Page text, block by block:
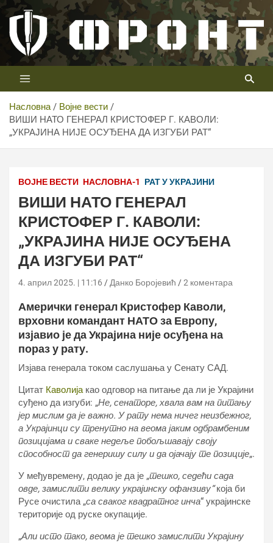
Скип
цонтент
Телевизија ФРОНТ
Први војни канал у Србији
Насловна
Војне вести
ВИШИ НАТО ГЕНЕРАЛ КРИСТОФЕР Г. КАВОЛИ:
„УКРАЈИНА НИЈЕ ОСУЂЕНА ДА ИЗГУБИ РАТ“
ВОЈНЕ ВЕСТИ НАСЛОВНА-1 РАТ У УКРАЈИНИ
ВИШИ НАТО ГЕНЕРАЛ
КРИСТОФЕР Г. КАВОЛИ:
„УКРАЈИНА НИЈЕ ОСУЂЕНА
ДА ИЗГУБИ РАТ“
4. април 2025. | 11:16 Данко Боројевић 2 коментара
Амерички генерал Кристофер Каволи,
врховни командант НАТО за Европу,
изјавио је да Украјина није осуђена на
пораз у рату.
Изјава генерала током саслушања у Сенату САД.
Цитат Каволија као одговор на питање да ли је Украјини
суђено да изгуби: „Не, сенаторе, хвала вам на питању
јер мислим да је важно. У рату нема ничег неизбежног,
а Украјинци су тренутно на веома јаким одбрамбеним
позицијама и сваке недеље побољшавају своју
способност да генеришу силу и да ојачају те позиције„.
У међувремену, додао је да је „тешко, седећи сада
овде, замислити велику украјинску офанзиву“која би
Русе очистила „са сваког квадратног инча“ украјинске
територије од руске окупације.
„Али исто тако, веома је тешко замислити Украјину